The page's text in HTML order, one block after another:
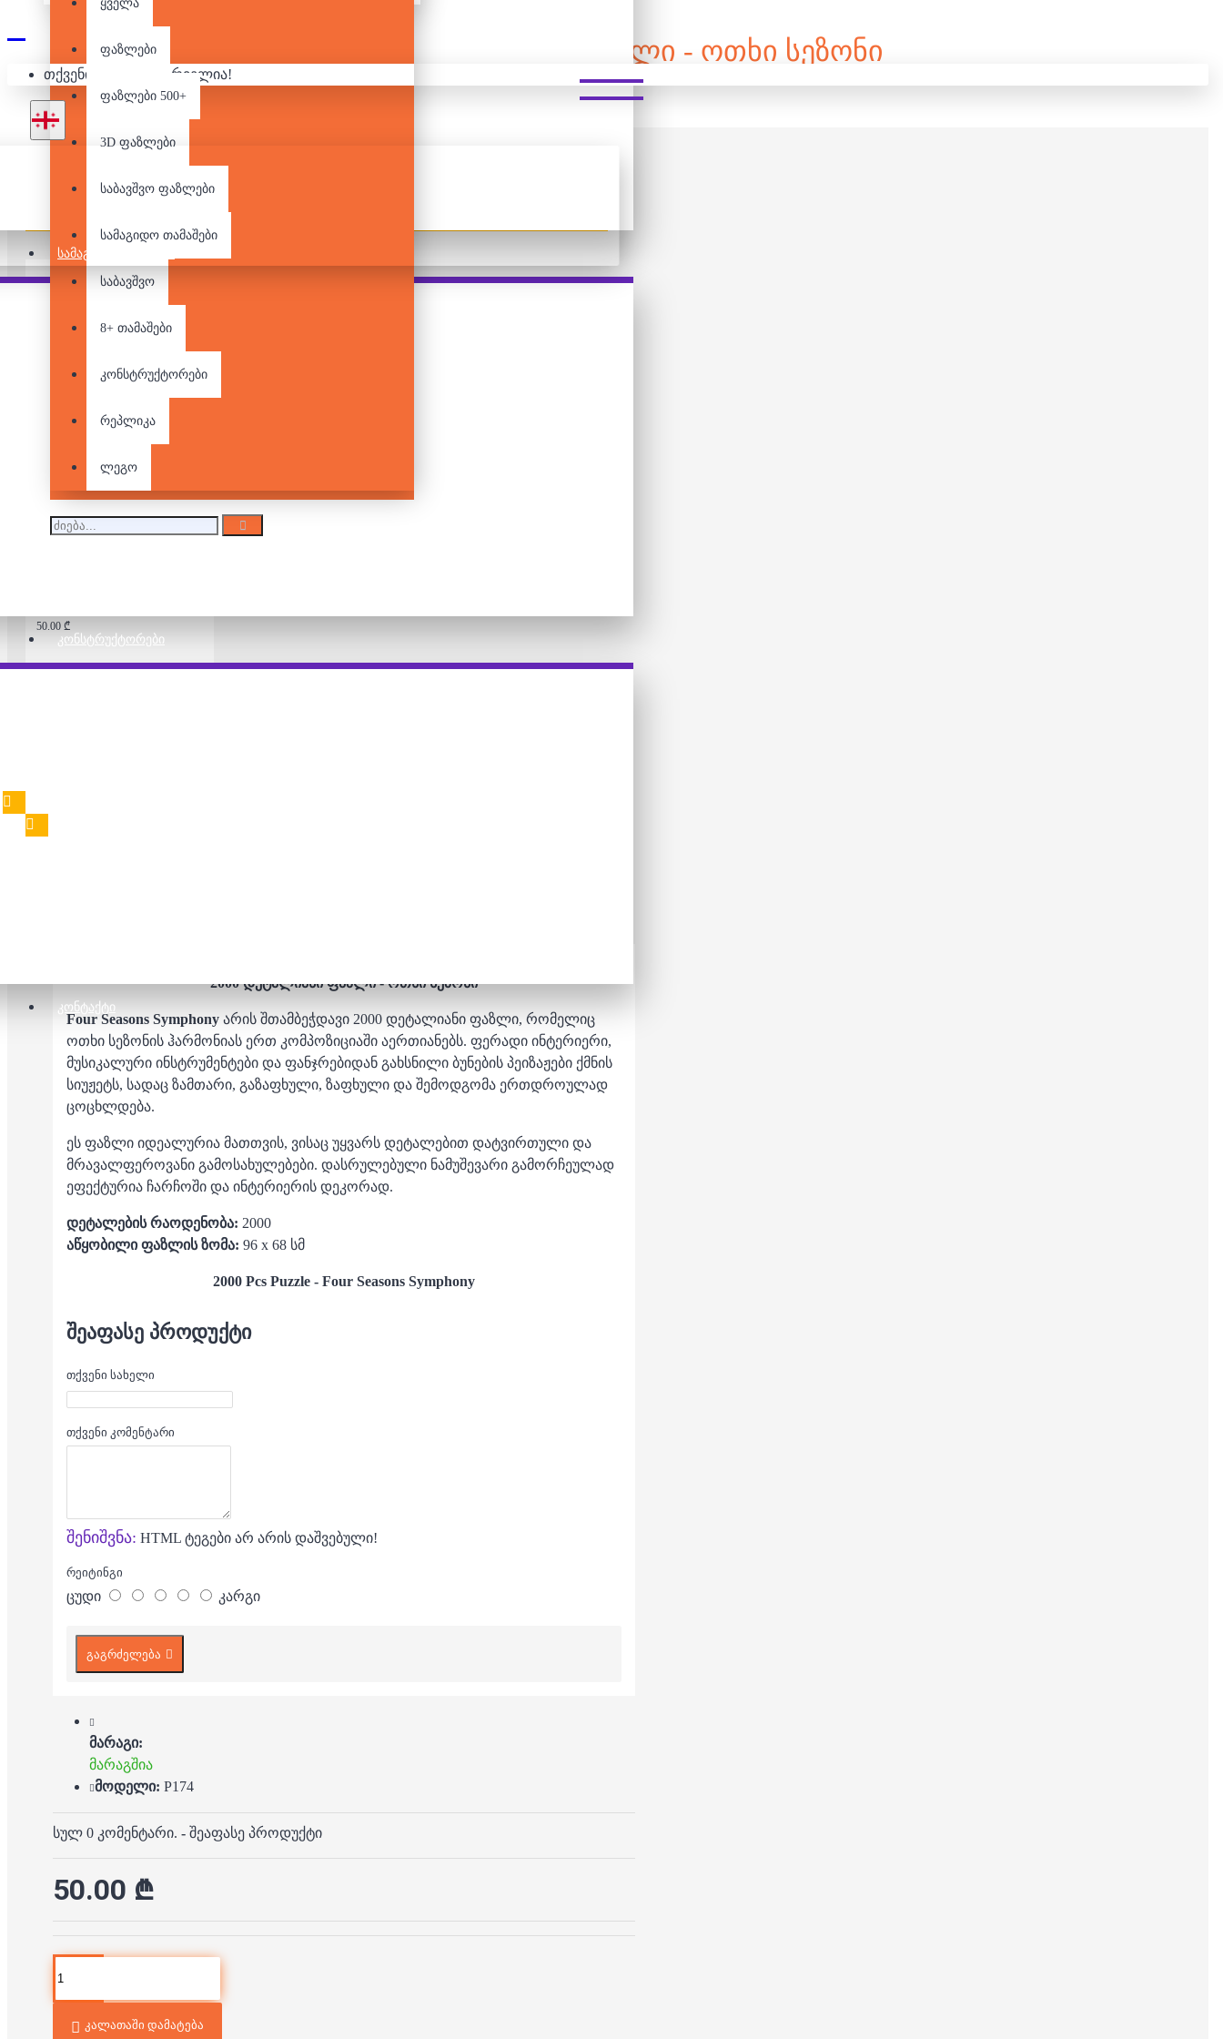
ᲡᲐᲛᲐᲒᲘᲓᲝ ᲗᲐᲛᲐᲨᲔᲑᲘ
ᲙᲝᲜᲡᲢᲠᲣᲥᲢᲝᲠᲔᲑᲘ
ᲙᲝᲜᲢᲐᲥᲢᲘ
ყველა
ფაზლები
ფაზლები 500+
3D ფაზლები
საბავშვო ფაზლები
სამაგიდო თამაშები
საბავშვო
8+ თამაშები
კონსტრუქტორები
რეპლიკა
ლეგო
თქვენი კალათა ცარიელია!
2000 ᲓᲔᲢᲐᲚᲘᲐᲜᲘ ᲤᲐᲖᲚᲘ - ᲝᲗᲮᲘ ᲡᲔᲖᲝᲜᲘ
2000 დეტალიანი
სახლი
50.00 ₾
50.00 ₾
2000 დეტალიანი ფაზლი - ოთხი სეზონი
Four Seasons Symphony არის შთამბეჭდავი 2000 დეტალიანი ფაზლი, რომელიც
ოთხი სეზონის ჰარმონიას ერთ კომპოზიციაში აერთიანებს. ფერადი ინტერიერი,
მუსიკალური ინსტრუმენტები და ფანჯრებიდან გახსნილი ბუნების პეიზაჟები ქმნის
სიუჟეტს, სადაც ზამთარი, გაზაფხული, ზაფხული და შემოდგომა ერთდროულად
ცოცხლდება.
ეს ფაზლი იდეალურია მათთვის, ვისაც უყვარს დეტალებით დატვირთული და
მრავალფეროვანი გამოსახულებები. დასრულებული ნამუშევარი გამორჩეულად
ეფექტურია ჩარჩოში და ინტერიერის დეკორად.
დეტალების რაოდენობა: 2000
აწყობილი ფაზლის ზომა: 96 x 68 სმ
2000 Pcs Puzzle - Four Seasons Symphony
ᲨᲔᲐᲤᲐᲡᲔ ᲞᲠᲝᲓᲣᲥᲢᲘ
თქვენი სახელი
თქვენი კომენტარი
შენიშვნა: HTML ტეგები არ არის დაშვებული!
რეიტინგი
ცუდი კარგი
გაგრძელება
მარაგი:
მარაგშია
მოდელი: P174
სულ 0 კომენტარი. - შეაფასე პროდუქტი
50.00 ₾
კალათაში დამატება